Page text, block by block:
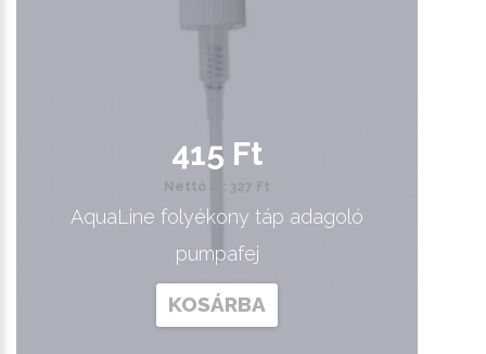
415 Ft
Nettó ár: 327 Ft
AquaLine folyékony táp adagoló
pumpafej
KOSÁRBA